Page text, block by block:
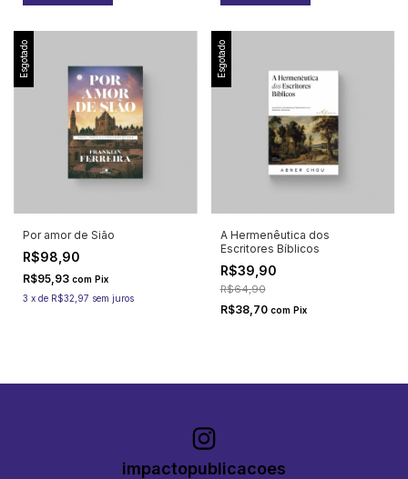
Esgotado
Por amor de Sião
R$98,90
R$95,93 com Pix
3 x de R$32,97 sem juros
Esgotado
A Hermenêutica dos
Escritores Bíblicos
R$39,90
R$64,90
R$38,70 com Pix
impactopublicacoes